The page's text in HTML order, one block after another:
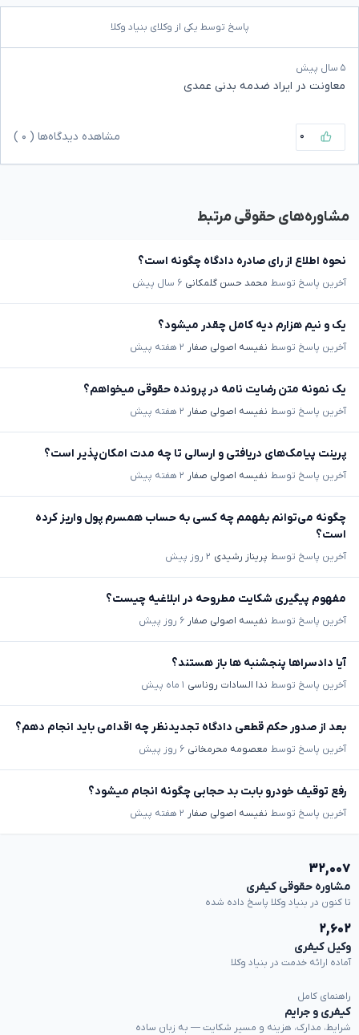
پاسخ توسط یکی از وکلای بنیاد وکلا
۵ سال پیش
معاونت در ایراد ضدمه بدنی عمدی
۰ مشاهده دیدگاه‌ها ( ۰
مشاوره‌های حقوقی مرتبط
نحوه اطلاع از رای صادره دادگاه چگونه است؟
آخرین پاسخ توسط محمد حسن گلمکانی ۶ سال پیش
یک و نیم هزارم دیه کامل چقدر میشود؟
آخرین پاسخ توسط نفیسه اصولی صفار ۲ هفته پیش
یک نمونه متن رضایت نامه در پرونده حقوقی میخواهم؟
آخرین پاسخ توسط نفیسه اصولی صفار ۲ هفته پیش
پرینت پیامک‌های دریافتی و ارسالی تا چه مدت امکان‌پذیر است؟
آخرین پاسخ توسط نفیسه اصولی صفار ۲ هفته پیش
چگونه می‌توانم بفهمم چه کسی به حساب همسرم پول واریز کرده
است؟
آخرین پاسخ توسط پریناز رشیدی ۲ روز پیش
مفهوم پیگیری شکایت مطروحه در ابلاغیه چیست؟
آخرین پاسخ توسط نفیسه اصولی صفار ۶ روز پیش
آیا دادسراها پنجشنبه ها باز هستند؟
آخرین پاسخ توسط ندا السادات روناسی ۱ ماه پیش
بعد از صدور حکم قطعی دادگاه تجدیدنظر چه اقدامی باید انجام دهم؟
آخرین پاسخ توسط معصومه محرمخانی ۶ روز پیش
رفع توقیف خودرو بابت بد حجابی چگونه انجام میشود؟
آخرین پاسخ توسط نفیسه اصولی صفار ۲ هفته پیش
۳۲,۰۰۷
مشاوره حقوقی کیفری
تا کنون در بنیاد وکلا پاسخ داده شده
۲,۶۰۲
وکیل کیفری
آماده ارائه خدمت در بنیاد وکلا
راهنمای کامل
کیفری و جرایم
شرایط، مدارک، هزینه و مسیر شکایت — به زبان ساده